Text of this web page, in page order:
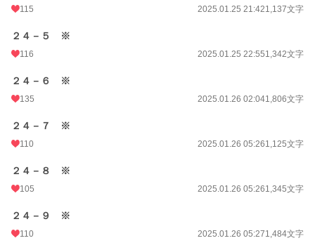
115 2025.01.25 21:421,137文字
２４－５ ※
116 2025.01.25 22:551,342文字
２４－６ ※
135 2025.01.26 02:041,806文字
２４－７ ※
110 2025.01.26 05:261,125文字
２４－８ ※
105 2025.01.26 05:261,345文字
２４－９ ※
110 2025.01.26 05:271,484文字